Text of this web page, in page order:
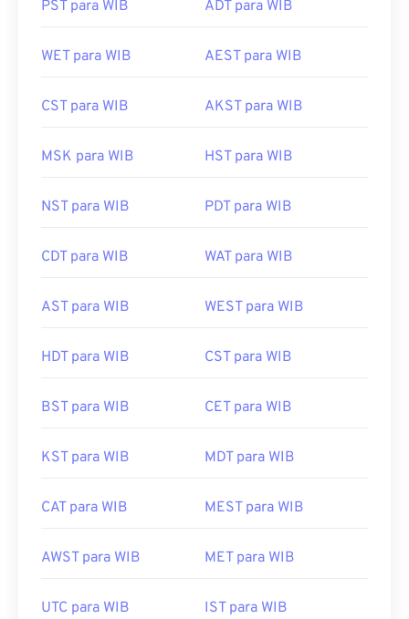
PST para WIB ADT para WIB
WET para WIB AEST para WIB
CST para WIB AKST para WIB
MSK para WIB HST para WIB
NST para WIB PDT para WIB
CDT para WIB WAT para WIB
AST para WIB WEST para WIB
HDT para WIB CST para WIB
BST para WIB CET para WIB
KST para WIB MDT para WIB
CAT para WIB MEST para WIB
AWST para WIB MET para WIB
UTC para WIB IST para WIB